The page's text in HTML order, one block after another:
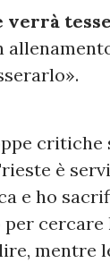
verrà
è
e ho
mentre